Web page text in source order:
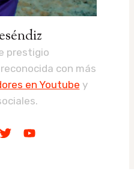
prestigio
con más
en Youtube y